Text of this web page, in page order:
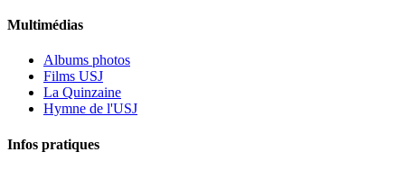
Multimédias
Albums photos
Films USJ
La Quinzaine
Hymne de l'USJ
Infos pratiques